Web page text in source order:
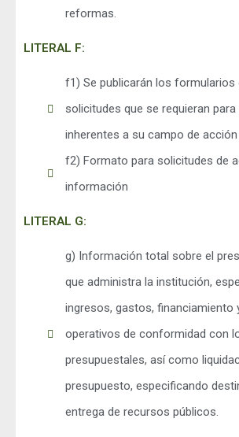
reformas.
LITERAL F:
f1) Se publicarán los
solicitudes que se requieran
inherentes a su campo de acción
f2) Formato para solicitudes de
información
LITERAL G:
g) Información total sobre el
que administra la institución,
ingresos, gastos, financiamiento
operativos de conformidad con
presupuestales, así como
presupuesto, especificando
entrega de recursos públicos.